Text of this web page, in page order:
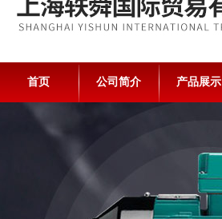
首页 公司简介 产品展示